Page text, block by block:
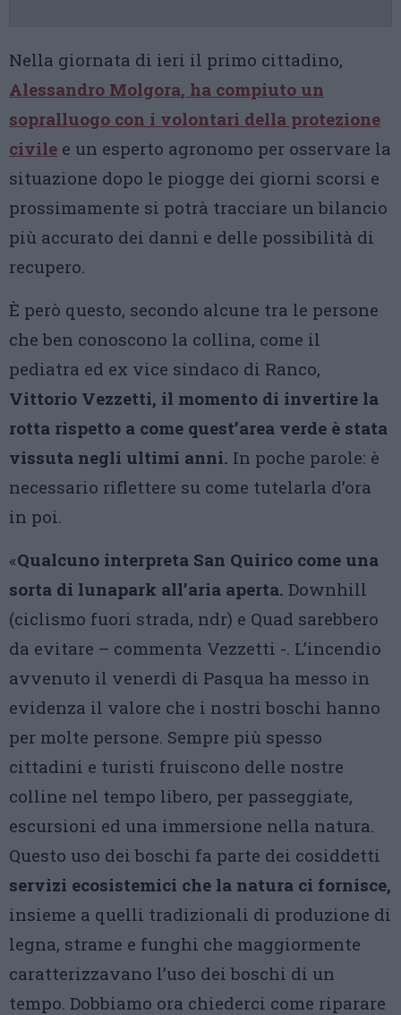
Nella giornata di ieri il primo cittadino,
Alessandro Molgora, ha compiuto un
sopralluogo con i volontari della protezione
civile e un esperto agronomo per osservare la
situazione dopo le piogge dei giorni scorsi e
prossimamente si potrà tracciare un bilancio
più accurato dei danni e delle possibilità di
recupero.
È però questo, secondo alcune tra le persone
che ben conoscono la collina, come il
pediatra ed ex vice sindaco di Ranco,
Vittorio Vezzetti, il momento di invertire la
rotta rispetto a come quest’area verde è stata
vissuta negli ultimi anni. In poche parole: è
necessario riflettere su come tutelarla d’ora
in poi.
«Qualcuno interpreta San Quirico come una
sorta di lunapark all’aria aperta. Downhill
(ciclismo fuori strada, ndr) e Quad sarebbero
da evitare – commenta Vezzetti -. L’incendio
avvenuto il venerdì di Pasqua ha messo in
evidenza il valore che i nostri boschi hanno
per molte persone. Sempre più spesso
cittadini e turisti fruiscono delle nostre
colline nel tempo libero, per passeggiate,
escursioni ed una immersione nella natura.
Questo uso dei boschi fa parte dei cosiddetti
servizi ecosistemici che la natura ci fornisce,
insieme a quelli tradizionali di produzione di
legna, strame e funghi che maggiormente
caratterizzavano l’uso dei boschi di un
tempo. Dobbiamo ora chiederci come riparare